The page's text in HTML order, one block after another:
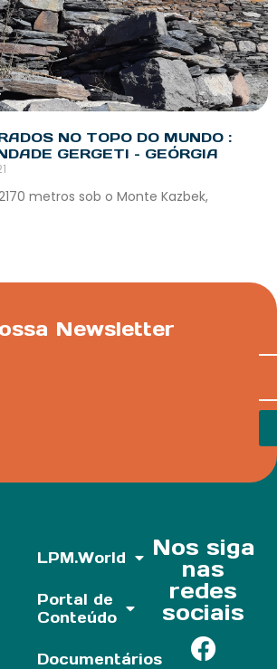
NO TOPO DO MUNDO :
GERGETI – GEÓRGIA
metros sob o Monte Kazbek,
Newsletter
LPM.World
Portal de
Conteúdo
Documentários
Nos siga
nas
redes
sociais